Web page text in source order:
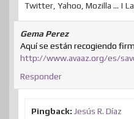
Twitter, Yahoo, Mozilla … |
Gema Perez
Aquí se están recogiendo
http://www.avaaz.org/es/
Responder
Pingback: Jesús R. Díaz